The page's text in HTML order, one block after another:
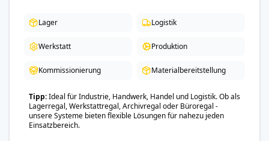
Lager Logistik
Werkstatt Produktion
Kommissionierung Materialbereitstellung
Tipp Ideal für Industrie, Handwerk, Handel und Logistik. Ob als
Lagerregal, Werkstattregal, Archivregal oder Büroregal -
unsere Systeme bieten flexible Lösungen für nahezu jeden
Einsatzbereich.